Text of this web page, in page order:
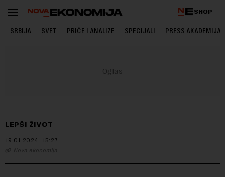
SHOP
SRBIJA SVET PRIČE I ANALIZE SPECIJALI PRESS AKADEMIJA
LEPŠI ŽIVOT
19.01.2024. 15:27
Nova ekonomija